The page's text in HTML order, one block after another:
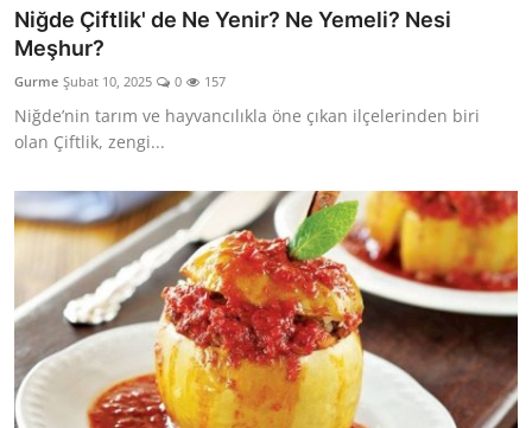
Niğde Çiftlik' de Ne Yenir? Ne Yemeli? Nesi
Meşhur?
Gurme Şubat 10, 2025 0 157
Niğde’nin tarım ve hayvancılıkla öne çıkan ilçelerinden biri
olan Çiftlik, zengi...